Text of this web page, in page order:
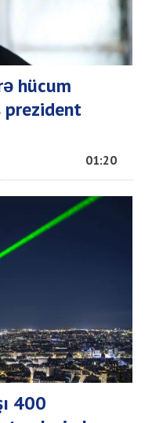
hücum
prezident
01:20
400